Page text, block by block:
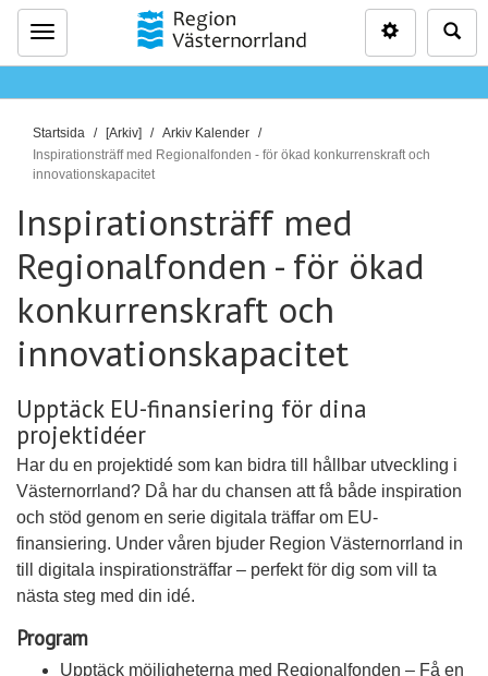
Meny
D
u
ä
r
h
ä
:
Startsida [Arkiv]
Arkiv Kalender
Inspirationsträff med Regionalfonden - för ökad konkurrenskraft och
innovationskapacitet
Inspirationsträff med
Regionalfonden - för ökad
konkurrenskraft och
innovationskapacitet
Upptäck EU-finansiering för dina
projektidéer
Har du en projektidé som kan bidra till hållbar utveckling i
Västernorrland? Då har du chansen att få både inspiration
och stöd genom en serie digitala träffar om EU-
finansiering. Under våren bjuder Region Västernorrland in
till digitala inspirationsträffar – perfekt för dig som vill ta
nästa steg med din idé.
Program
Upptäck möjligheterna med Regionalfonden – Få en